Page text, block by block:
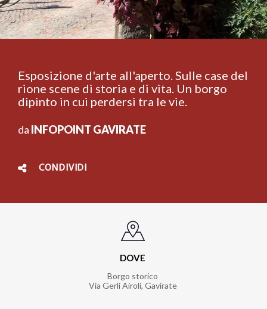
Esposizione d'arte all'aperto. Sulle case del
rione scene di storia e di vita. Un borgo
dipinto in cui perdersi tra le vie.
da INFOPOINT GAVIRATE
CONDIVIDI
DOVE
Borgo storico
Via Gerli Airoli, Gavirate